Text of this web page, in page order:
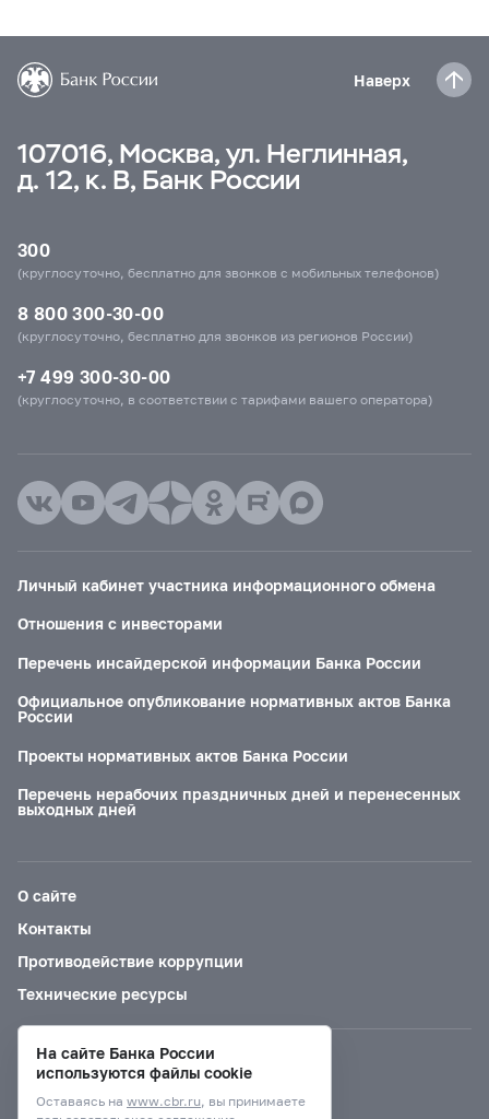
Наверх
107016, Москва, ул. Неглинная,
д. 12, к. В, Банк России
300
(круглосуточно, бесплатно для звонков с мобильных телефонов)
8 800 300-30-00
(круглосуточно, бесплатно для звонков из регионов России)
+7 499 300-30-00
(круглосуточно, в соответствии с тарифами вашего оператора)
Личный кабинет участника информационного обмена
Отношения с инвесторами
Перечень инсайдерской информации Банка России
Официальное опубликование нормативных актов Банка
России
Проекты нормативных актов Банка России
Перечень нерабочих праздничных дней и перенесенных
выходных дней
О сайте
Контакты
Противодействие коррупции
Технические ресурсы
Версия для слабовидящих
На сайте Банка России
используются файлы cookie
Оставаясь на www.cbr.ru, вы принимаете